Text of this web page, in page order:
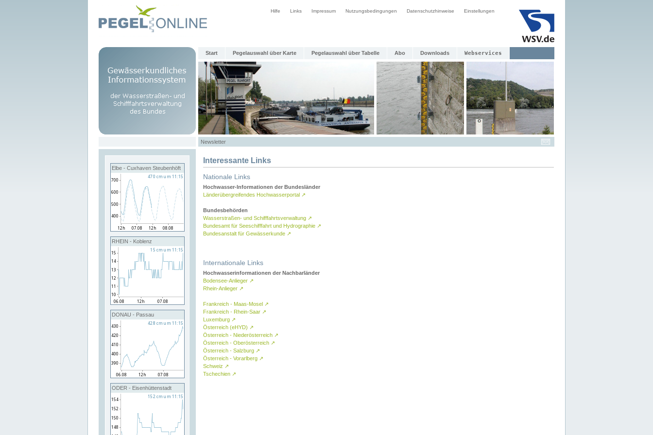
Hilfe Links Impressum Nutzungsbedingungen Datenschutzhinweise Einstellungen
Start Pegelauswahl über Karte Pegelauswahl über Tabelle Abo Downloads Webservices
Newsletter
Elbe - Cuxhaven Steubenhöft
RHEIN - Koblenz
DONAU - Passau
ODER - Eisenhüttenstadt
Interessante Links
Nationale Links
Hochwasser-Informationen der Bundesländer
Länderübergreifendes Hochwasserportal ↗
Bundesbehörden
Wasserstraßen- und Schifffahrtsverwaltung ↗
Bundesamt für Seeschifffahrt und Hydrographie ↗
Bundesanstalt für Gewässerkunde ↗
Internationale Links
Hochwasserinformationen der Nachbarländer
Bodensee-Anlieger ↗
Rhein-Anlieger ↗
Frankreich - Maas-Mosel ↗
Frankreich - Rhein-Saar ↗
Luxemburg ↗
Österreich (eHYD) ↗
Österreich - Niederösterreich ↗
Österreich - Oberösterreich ↗
Österreich - Salzburg ↗
Österreich - Vorarlberg ↗
Schweiz ↗
Tschechien ↗